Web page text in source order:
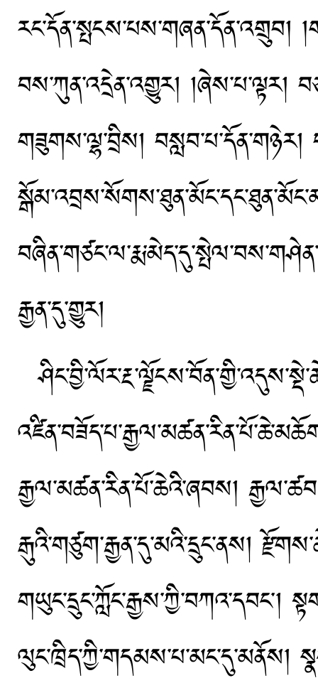
རང་དོན་སྤངས་པས་གཞན་དོན་འགྲུབ།
བས་ཀུན་འདྲེན་འགྱུར། །ཞེས་པ་ལྟར།
གཟུགས་ལྷ་བྲིས། བསླབ་པ་དོན་གཉེར།
རྒྱན་དུ་གྱུར།
རྒྱལ་མཚན་རིན་པོ་ཆེའི་ཞབས།
རྒུའི་གཙུག་རྒྱན་དུ་མའི་དྲུང་ནས།
གཡུང་དྲུང་ཀློང་རྒྱས་ཀྱི་བཀའ་དབང༌།
ལུང་ཁྲིད་ཀྱི་གདམས་པ་མང་དུ་མནོས།